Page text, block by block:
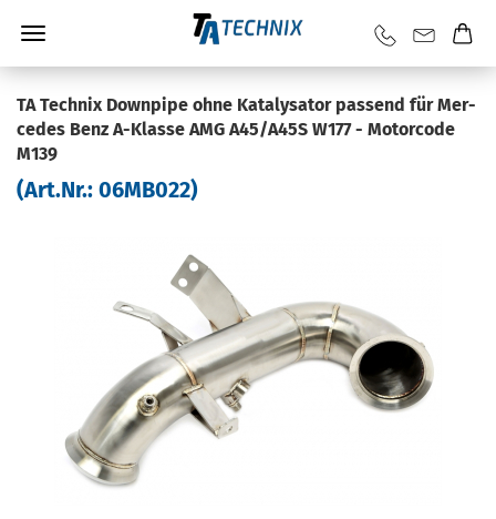
TA Tech­nix Down­pi­pe ohne Ka­ta­ly­sa­tor pas­send für Mer­
ce­des Benz A-​Klasse AMG A45/A45S W177 - Mo­tor­code
M139
(Art.Nr.: 06MB022)